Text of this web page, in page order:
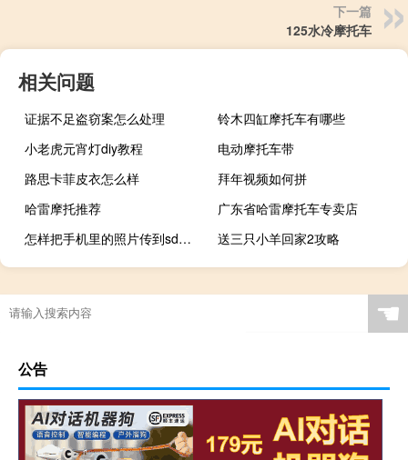
下一篇
125水冷摩托车
相关问题
证据不足盗窃案怎么处理
铃木四缸摩托车有哪些
小老虎元宵灯diy教程
电动摩托车带
路思卡菲皮衣怎么样
拜年视频如何拼
哈雷摩托推荐
广东省哈雷摩托车专卖店
怎样把手机里的照片传到sd卡（怎样把手机里的照片传到电脑里）
送三只小羊回家2攻略
☚
公告